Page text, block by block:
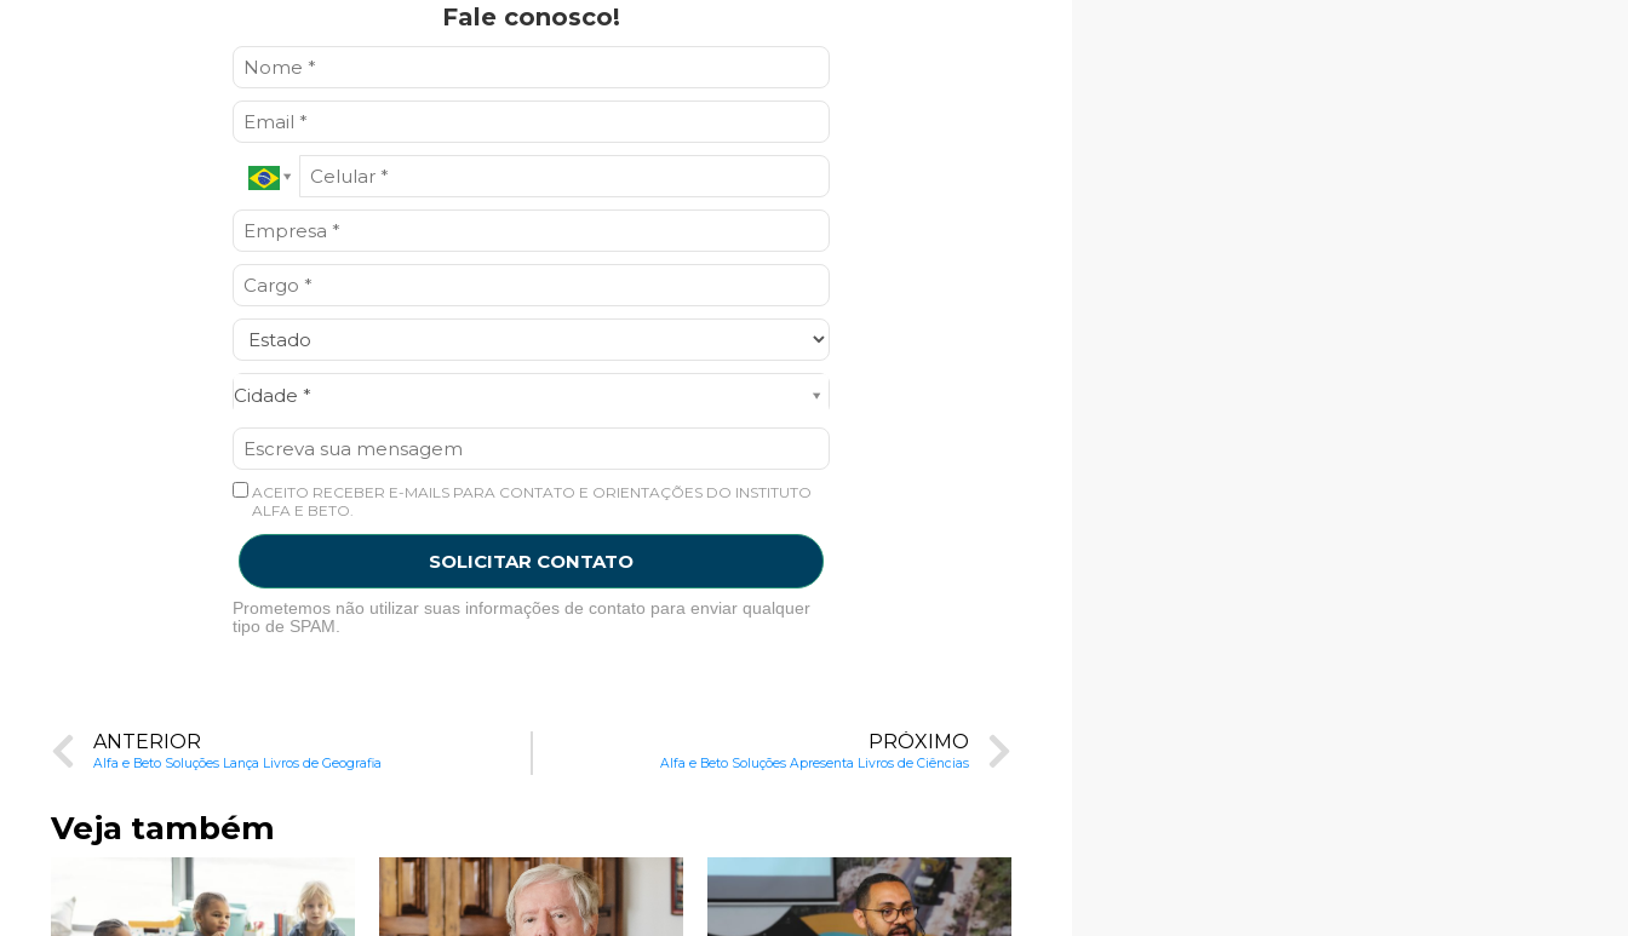
Fale conosco!
Cidade *
Cidade*
ACEITO RECEBER E-MAILS PARA CONTATO E ORIENTAÇÕES DO INSTITUTO
ALFA E BETO.
SOLICITAR CONTATO
Prometemos não utilizar suas informações de contato para enviar qualquer
tipo de SPAM.
ANTERIOR
Alfa e Beto Soluções Lança Livros de Geografia
PRÓXIMO
Alfa e Beto Soluções Apresenta Livros de Ciências
Veja também